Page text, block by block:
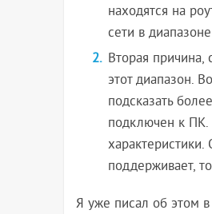
находятся на
сети в
Вторая причина,
этот диапазон.
подсказать
подключен к ПК.
поддерживает,
Я уже писал об этом